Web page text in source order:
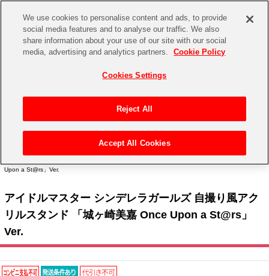
CHANNEL STORE EVENT
ASOBI STORE TOP
ゲーム 電子書籍
EVENT
アイドルマスターシリーズ
アイドルマスター
アイドルマスター SideM
アイドルマスター シャイニーカラーズ
イベントグッズ
トイ・ホビー
アイドルマスター シリーズ>アイドルマスター シンデレラガール
Upon a St@rs」Ver.
アイドルマスター シンデレラガールズ 自撮り風アク
リルスタンド 「城ヶ崎美嘉 Once Upon a St@rs」
Ver.
We use cookies to personalise content and ads, to provide
social media features and to analyse our traffic. We also
share information about your use of our site with our social
media, advertising and analytics partners.
Cookie Policy
Cookies Settings
Reject All
Accept All Cookies